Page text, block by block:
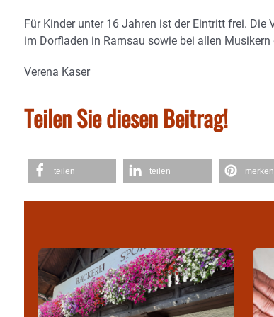
Für Kinder unter 16 Jahren ist der Eintritt frei.
im Dorfladen in Ramsau sowie bei allen
Verena Kaser
Teilen Sie diesen Beitrag!
teilen teilen merken